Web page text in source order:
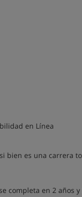
en Línea
bien es una carrera
completa en 2